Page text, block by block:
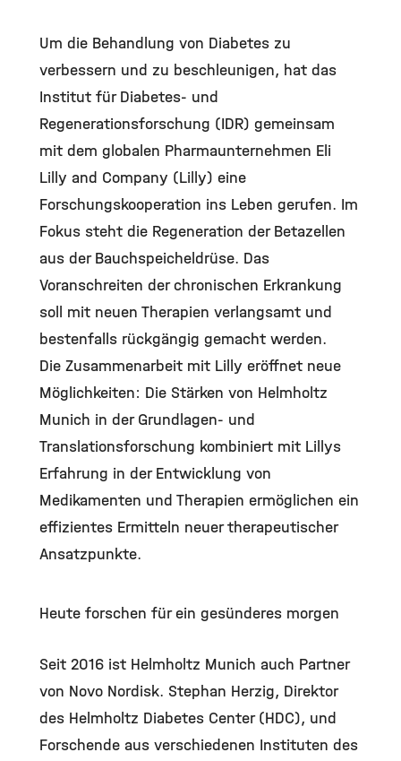
Um die Behandlung von Diabetes zu
verbessern und zu beschleunigen, hat das
Institut für Diabetes- und
Regenerationsforschung (IDR) gemeinsam
mit dem globalen Pharmaunternehmen Eli
Lilly and Company (Lilly) eine
Forschungskooperation ins Leben gerufen. Im
Fokus steht die Regeneration der Betazellen
aus der Bauchspeicheldrüse. Das
Voranschreiten der chronischen Erkrankung
soll mit neuen Therapien verlangsamt und
bestenfalls rückgängig gemacht werden.
Die Zusammenarbeit mit Lilly eröffnet neue
Möglichkeiten: Die Stärken von Helmholtz
Munich in der Grundlagen- und
Translationsforschung kombiniert mit Lillys
Erfahrung in der Entwicklung von
Medikamenten und Therapien ermöglichen ein
effizientes Ermitteln neuer therapeutischer
Ansatzpunkte.
Heute forschen für ein gesünderes morgen
Seit 2016 ist Helmholtz Munich auch Partner
von Novo Nordisk. Stephan Herzig, Direktor
des Helmholtz Diabetes Center (HDC), und
Forschende aus verschiedenen Instituten des